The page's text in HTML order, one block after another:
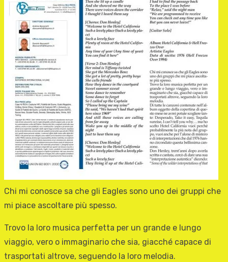
Chi mi conosce sa che gli Eagles sono uno dei gruppi che
mi piace ascoltare più spesso.
Trovo la loro musica perfetta per un grande e lungo
viaggio, vero o immaginario che sia, giacché capace di
trasportati altrove, seguendo la loro melodia.